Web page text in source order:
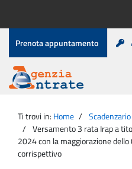
contenuto
Menu
di
servizio
Prenota appuntamento
Agenzia
Entrate
principale
Ti trovi in: Home
Versamento 3 rata Irap a
2024 con la maggiorazione
corrispettivo